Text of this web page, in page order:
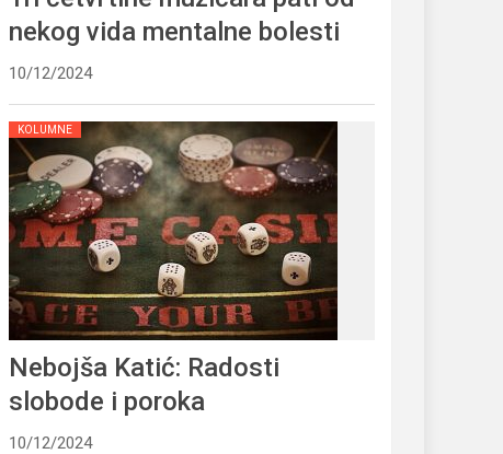
nekog vida mentalne bolesti
10/12/2024
KOLUMNE
Nebojša Katić: Radosti
slobode i poroka
10/12/2024